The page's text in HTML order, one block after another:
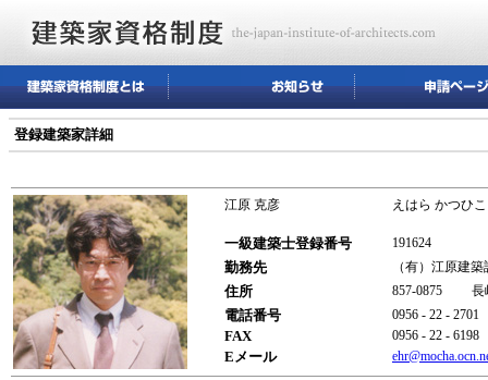
登録建築家詳細
江原 克彦 えはら かつひこ
一級建築士登録番号 191624
勤務先 （有）江原建
住所 857-0875 長
電話番号 0956 - 22 - 2701
FAX 0956 - 22 - 6198
Eメール